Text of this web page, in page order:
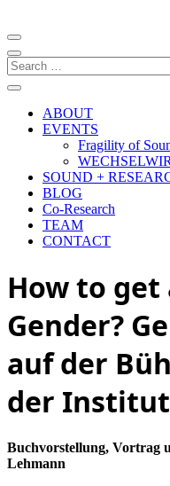
Fragility of
Artistic research project at
Arts Graz
Search
…
ABOUT
EVENTS
Fragility of
SOUND +
BLOG
Co-Research
TEAM
CONTACT
How to
Gender?
auf der
der
Buchvorstellung, Vortrag
Lehmann